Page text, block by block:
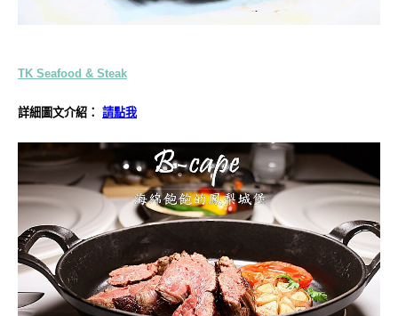
TK Seafood & Steak
詳細圖文介紹： 請點我